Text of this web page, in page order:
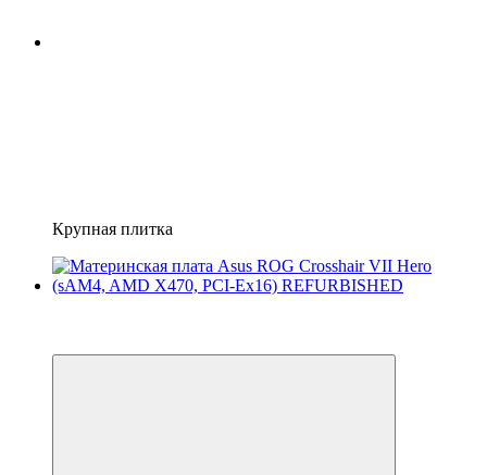
Крупная плитка